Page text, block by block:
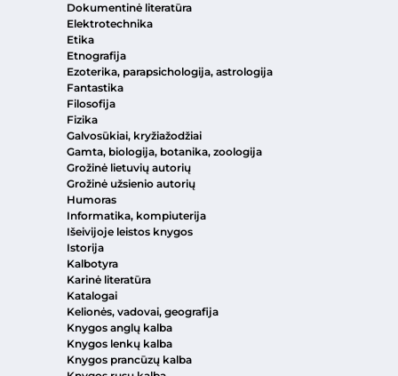
Dokumentinė literatūra
Elektrotechnika
Etika
Etnografija
Ezoterika, parapsichologija, astrologija
Fantastika
Filosofija
Fizika
Galvosūkiai, kryžiažodžiai
Gamta, biologija, botanika, zoologija
Grožinė lietuvių autorių
Grožinė užsienio autorių
Humoras
Informatika, kompiuterija
Išeivijoje leistos knygos
Istorija
Kalbotyra
Karinė literatūra
Katalogai
Kelionės, vadovai, geografija
Knygos anglų kalba
Knygos lenkų kalba
Knygos prancūzų kalba